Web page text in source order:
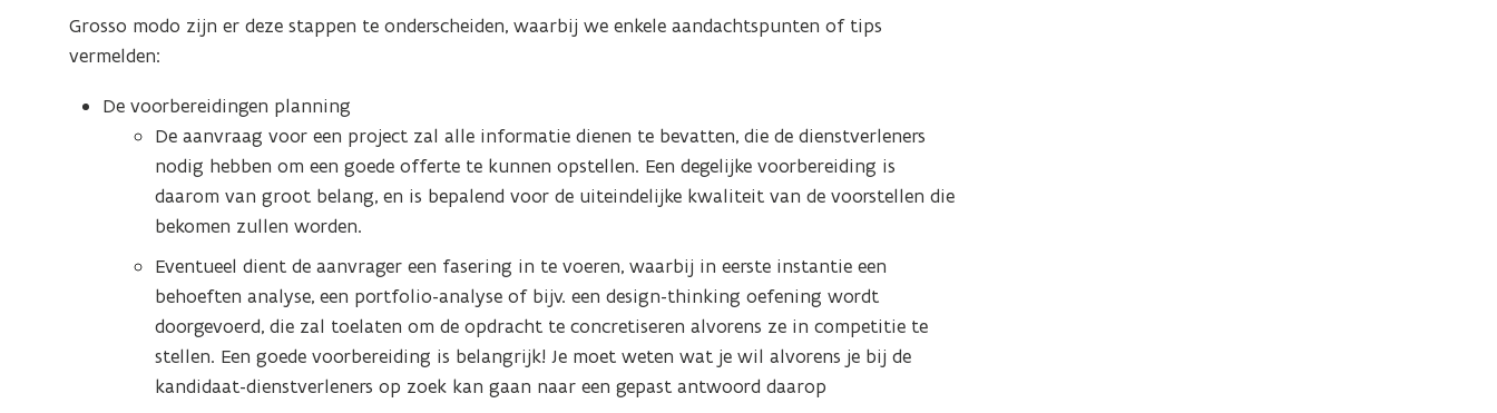
n
t
n
i
e
Grosso modo zijn er deze stappen te onderscheiden, waarbij we enkele aandachtspunten of tips
vermelden:
De voorbereidingen planning
De aanvraag voor een project zal alle informatie dienen te bevatten, die de dienstverleners
nodig hebben om een goede offerte te kunnen opstellen. Een degelijke voorbereiding is
daarom van groot belang, en is bepalend voor de uiteindelijke kwaliteit van de voorstellen die
bekomen zullen worden.
Eventueel dient de aanvrager een fasering in te voeren, waarbij in eerste instantie een
behoeften analyse, een portfolio-analyse of bijv. een design-thinking oefening wordt
doorgevoerd, die zal toelaten om de opdracht te concretiseren alvorens ze in competitie te
stellen. Een goede voorbereiding is belangrijk! Je moet weten wat je wil alvorens je bij de
kandidaat-dienstverleners op zoek kan gaan naar een gepast antwoord daarop